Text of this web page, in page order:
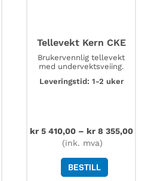
Tellevekt Kern CKE
Brukervennlig tellevekt
med undervektsveiing.
Leveringstid: 1-2 uker
kr5 410,00– kr8 355,00
(ink. mva)
BESTILL